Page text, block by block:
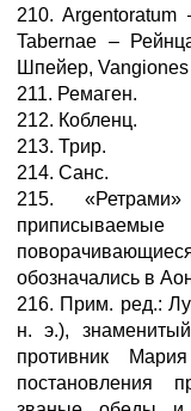
210. Argentoratum
Tabernae –
Шпейер,
211. Ремаген.
212. Кобленц.
213. Трир.
214. Санс.
215. «Ретрами»
обозначались в
216. Прим. ред.:
н. э.),
противник
постановления